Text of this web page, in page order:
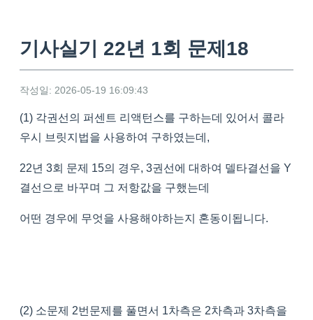
기사실기 22년 1회 문제18
작성일: 2026-05-19 16:09:43
(1) 각권선의 퍼센트 리액턴스를 구하는데 있어서 콜라
우시 브릿지법을 사용하여 구하였는데,
22년 3회 문제 15의 경우, 3권선에 대하여 델타결선을 Y
결선으로 바꾸며 그 저항값을 구했는데
어떤 경우에 무엇을 사용해야하는지 혼동이됩니다.
(2) 소문제 2번문제를 풀면서 1차측은 2차측과 3차측을